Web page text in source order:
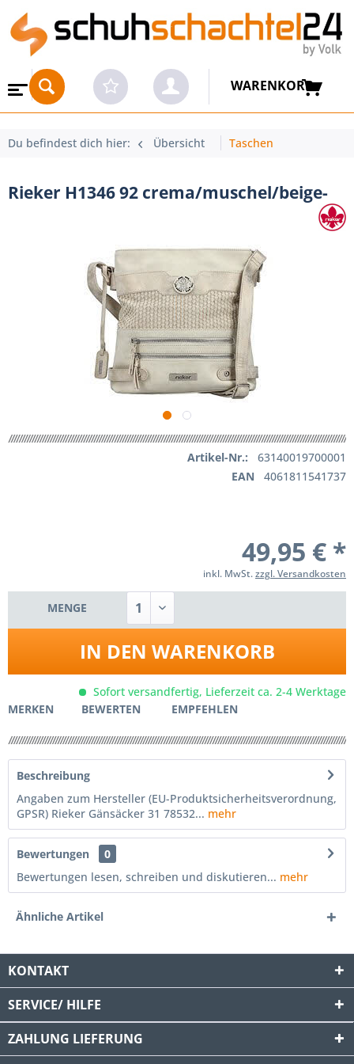
WARENKORB
Du befindest dich hier: Übersicht Taschen
Rieker H1346 92 crema/muschel/beige-
Artikel-Nr.:
63140019700001
EAN
4061811541737
49,95 € *
inkl. MwSt.zzgl. Versandkosten
MENGE
IN DEN WARENKORB
Sofort versandfertig, Lieferzeit ca. 2-4 Werktage
MERKEN
BEWERTEN EMPFEHLEN
Beschreibung
Angaben zum Hersteller (EU-Produktsicherheitsverordnung,
GPSR) Rieker Gänsäcker 31 78532... mehr
Bewertungen
0
Bewertungen lesen, schreiben und diskutieren... mehr
Ähnliche Artikel
KONTAKT
SERVICE/ HILFE
ZAHLUNG LIEFERUNG